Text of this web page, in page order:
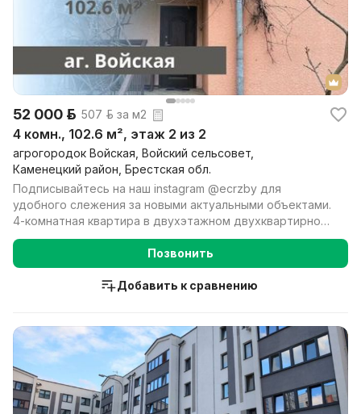
52 000 р. 507 р. за м2
4 комн., 102.6 м², этаж 2 из 2
агрогородок Войская, Войский сельсовет,
Каменецкий район, Брестская обл.
Подписывайтесь на наш instagram @ecrzby для
удобного слежения за новыми актуальными объектами.
4-комнатная квартира в двухэтажном двухквартирном
блоки...
Позвонить
Добавить к сравнению